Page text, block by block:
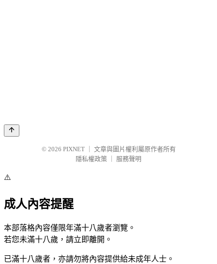
© 2026 PIXNET
文章與圖片權利屬原作者所有
隱私權政策
服務聲明
⚠️
成人內容提醒
本部落格內容僅限年滿十八歲者瀏覽。
若您未滿十八歲，請立即離開。
已滿十八歲者，亦請勿將內容提供給未成年人士。